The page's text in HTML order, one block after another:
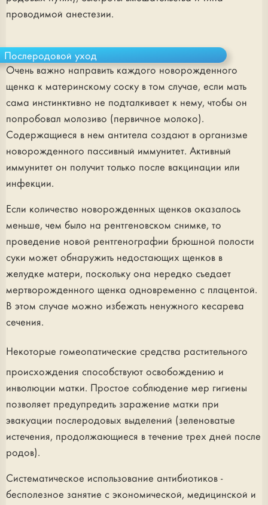
проводимой анестезии.
Послеродовой уход
Очень важно направить каждого новорожденного
щенка к материнскому соску в том случае, если мать
сама инстинктивно не подталкивает к нему, чтобы он
попробовал молозиво (первичное молоко).
Содержащиеся в нем антитела создают в организме
новорожденного пассивный иммунитет. Активный
иммунитет он получит только после вакцинации или
инфекции.
Если количество новорожденных щенков оказалось
меньше, чем было на рентгеновском снимке, то
проведение новой рентгенографии брюшной полости
суки может обнаружить недостающих щенков в
желудке матери, поскольку она нередко съедает
мертворожденного щенка одновременно с плацентой.
В этом случае можно избежать ненужного кесарева
сечения.
Некоторые гомеопатические средства растительного
происхождения способствуют освобождению и
инволюции матки. Простое соблюдение мер гигиены
позволяет предупредить заражение матки при
эвакуации послеродовых выделений (зеленоватые
истечения, продолжающиеся в течение трех дней после
родов).
Систематическое использование антибиотиков -
бесполезное занятие с экономической, медицинской и